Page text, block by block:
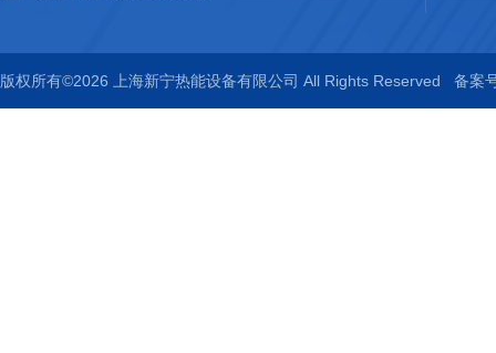
版权所有©2026 上海新宁热能设备有限公司 All Rights Reserved 备案